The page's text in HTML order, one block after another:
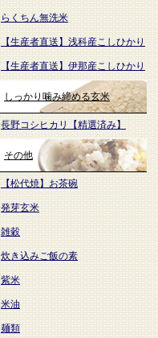
らくちん無洗米
【生産者直送】浅科産こしひかり
【生産者直送】伊那産こしひかり
しっかり噛み締める玄米
長野コシヒカリ【精選済み】
その他
【松代焼】お茶碗
発芽玄米
雑穀
炊き込みご飯の素
紫米
米油
麺類